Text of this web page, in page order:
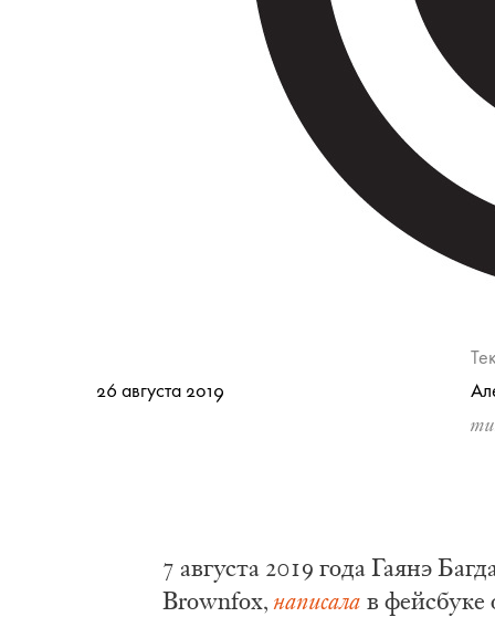
26 августа 2019
7 ав­гу­ста 2019 го­да Га­янэ
Brownfox,на­пи­са­ла в